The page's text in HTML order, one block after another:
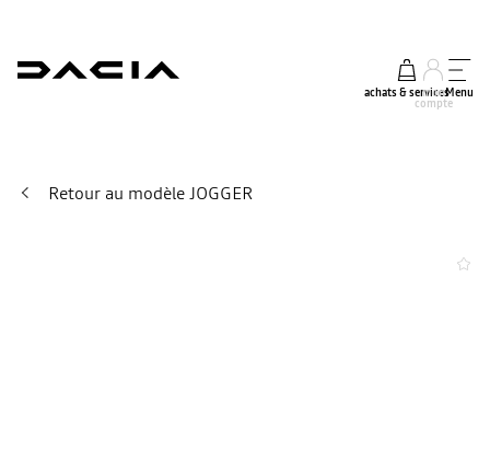
achats & services
mon
compte
Menu
Retour au modèle JOGGER